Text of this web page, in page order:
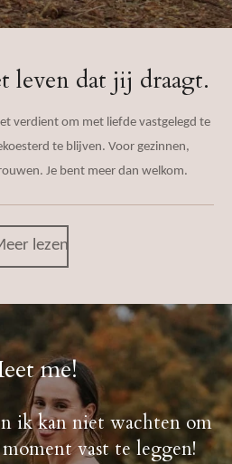
leven dat jij draagt.
verdient om met liefde vastgelegd te
te blijven. Voor gezinnen,
Je bent meer dan welkom.
lezen
me!
ik kan niet wachten om
vast te leggen!